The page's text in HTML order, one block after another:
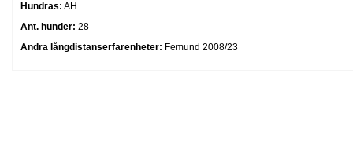
Hundras: AH
Ant. hunder: 28
Andra långdistanserfarenheter: Femund 2008/23